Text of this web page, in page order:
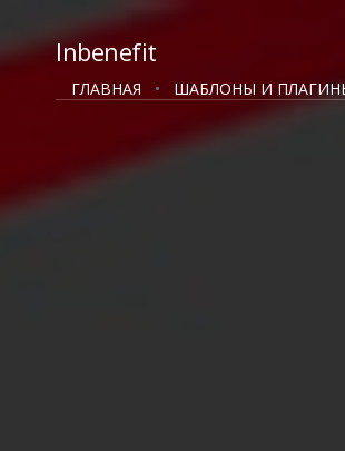
Inbenefit
ГЛАВНАЯ ШАБЛОНЫ И ПЛАГИНЫ